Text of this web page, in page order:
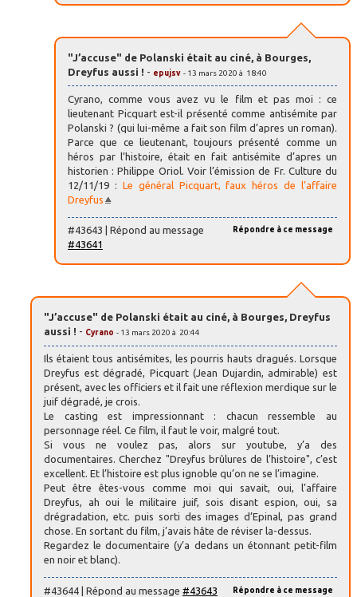
"J’accuse" de Polanski était au ciné, à Bourges,
Dreyfus aussi ! - epujsv - 13 mars 2020 à 18:40
Cyrano, comme vous avez vu le film et pas moi : ce
lieutenant Picquart est-il présenté comme antisémite par
Polanski ? (qui lui-même a fait son film d’apres un roman).
Parce que ce lieutenant, toujours présenté comme un
héros par l’histoire, était en fait antisémite d’apres un
historien : Philippe Oriol. Voir l’émission de Fr. Culture du
12/11/19 : Le général Picquart, faux héros de l’affaire
Dreyfus
Répondre à ce message
#43643 | Répond au message
#43641
"J’accuse" de Polanski était au ciné, à Bourges, Dreyfus
aussi ! - Cyrano - 13 mars 2020 à 20:44
Ils étaient tous antisémites, les pourris hauts dragués. Lorsque
Dreyfus est dégradé, Picquart (Jean Dujardin, admirable) est
présent, avec les officiers et il fait une réflexion merdique sur le
juif dégradé, je crois.
Le casting est impressionnant : chacun ressemble au
personnage réel. Ce film, il faut le voir, malgré tout.
Si vous ne voulez pas, alors sur youtube, y’a des
documentaires. Cherchez "Dreyfus brûlures de l’histoire", c’est
excellent. Et l’histoire est plus ignoble qu’on ne se l’imagine.
Peut être êtes-vous comme moi qui savait, oui, l’affaire
Dreyfus, ah oui le militaire juif, sois disant espion, oui, sa
drégradation, etc. puis sorti des images d’Epinal, pas grand
chose. En sortant du film, j’avais hâte de réviser la-dessus.
Regardez le documentaire (y’a dedans un étonnant petit-film
en noir et blanc).
Répondre à ce message
#43644 | Répond au message #43643